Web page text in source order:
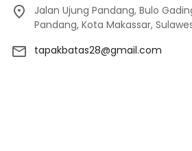
Jalan Ujung Pandang, Bulo
Pandang, Kota Makassar,
tapakbatas28@gmail.com